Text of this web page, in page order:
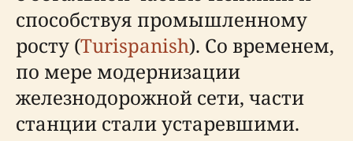
способствуя промышленному
росту (Turispanish). Со временем,
по мере модернизации
железнодорожной сети, части
станции стали устаревшими.